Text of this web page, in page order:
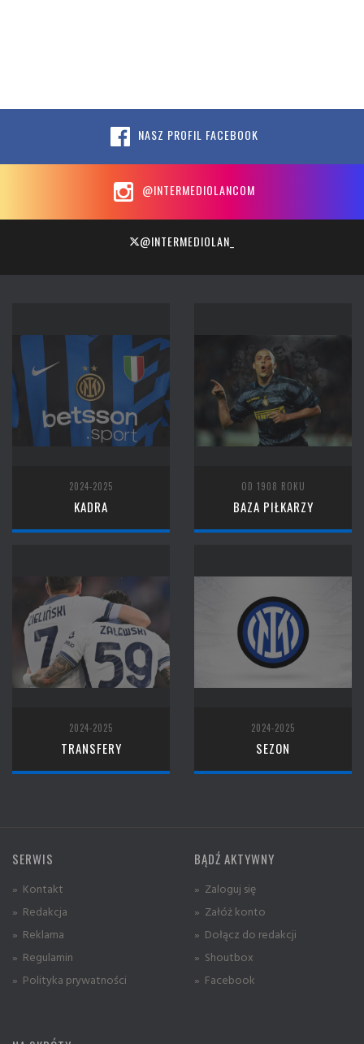
NASZ PROFIL FACEBOOK
@INTERMEDIOLANCOM
@INTERMEDIOLAN_
2024-2025
KADRA
OD 1908 ROKU
BAZA PIŁKARZY
2024-2025
TRANSFERY
2024-2025
SEZON
SERWIS
» Kontakt
» Redakcja
» Reklama
» Regulamin
» Polityka prywatności
BĄDŹ AKTYWNY
» Zaloguj się
» Załóż konto
» Dołącz do redakcji
» Shoutbox
» Facebook